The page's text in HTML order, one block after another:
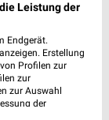
96,7 km
29.07
Leistung der
Endgerät.
Erstellung
Profilen zur
zur
zur Auswahl
der